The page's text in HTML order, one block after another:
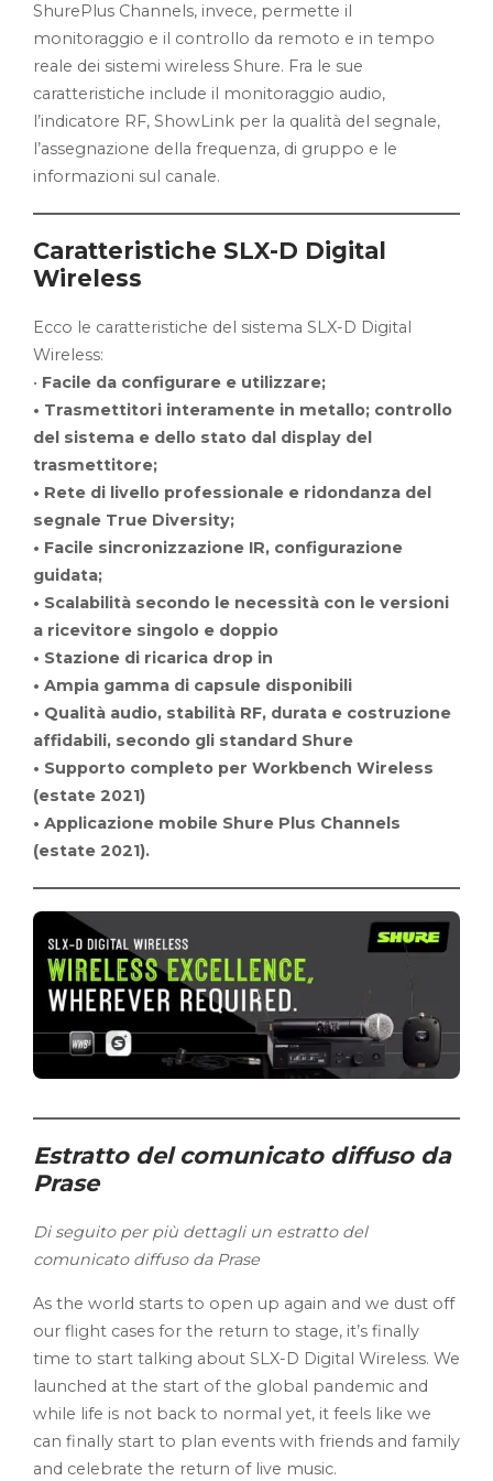
ShurePlus Channels, invece, permette il
monitoraggio e il controllo da remoto e in tempo
reale dei sistemi wireless Shure. Fra le sue
caratteristiche include il monitoraggio audio,
l’indicatore RF, ShowLink per la qualità del segnale,
l’assegnazione della frequenza, di gruppo e le
informazioni sul canale.
Caratteristiche SLX-D Digital
Wireless
Ecco le caratteristiche del sistema SLX-D Digital
Wireless:
• Facile da configurare e utilizzare;
• Trasmettitori interamente in metallo; controllo
del sistema e dello stato dal display del
trasmettitore;
• Rete di livello professionale e ridondanza del
segnale True Diversity;
• Facile sincronizzazione IR, configurazione
guidata;
• Scalabilità secondo le necessità con le versioni
a ricevitore singolo e doppio
• Stazione di ricarica drop in
• Ampia gamma di capsule disponibili
• Qualità audio, stabilità RF, durata e costruzione
affidabili, secondo gli standard Shure
• Supporto completo per Workbench Wireless
(estate 2021)
• Applicazione mobile Shure Plus Channels
(estate 2021).
Estratto del comunicato diffuso da
Prase
Di seguito per più dettagli un estratto del
comunicato diffuso da Prase
As the world starts to open up again and we dust off
our flight cases for the return to stage, it’s finally
time to start talking about SLX-D Digital Wireless. We
launched at the start of the global pandemic and
while life is not back to normal yet, it feels like we
can finally start to plan events with friends and family
and celebrate the return of live music.